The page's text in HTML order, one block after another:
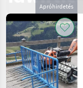
Apróhirdetés